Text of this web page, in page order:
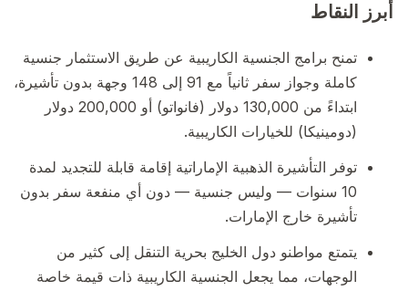
أبرز النقاط
تمنح برامج الجنسية الكاريبية عن طريق الاستثمار جنسية
كاملة وجواز سفر ثانياً مع 91 إلى 148 وجهة بدون تأشيرة،
ابتداءً من 130,000 دولار (فانواتو) أو 200,000 دولار
(دومينيكا) للخيارات الكاريبية.
توفر التأشيرة الذهبية الإماراتية إقامة قابلة للتجديد لمدة
10 سنوات — وليس جنسية — دون أي منفعة سفر بدون
تأشيرة خارج الإمارات.
يتمتع مواطنو دول الخليج بحرية التنقل إلى كثير من
الوجهات، مما يجعل الجنسية الكاريبية ذات قيمة خاصة